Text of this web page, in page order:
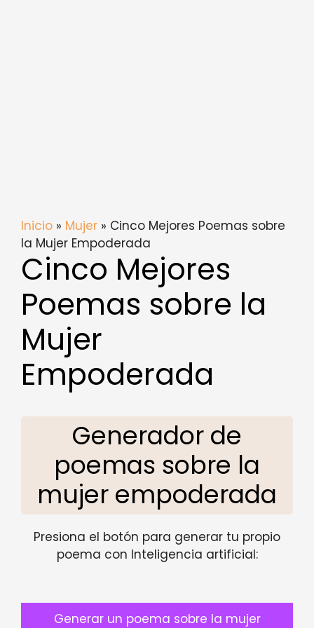
Inicio » Mujer » Cinco Mejores Poemas sobre
la Mujer Empoderada
Cinco Mejores
Poemas sobre la
Mujer
Empoderada
Generador de
poemas sobre la
mujer empoderada
Presiona el botón para generar tu propio
poema con Inteligencia artificial:
Generar un poema sobre la mujer